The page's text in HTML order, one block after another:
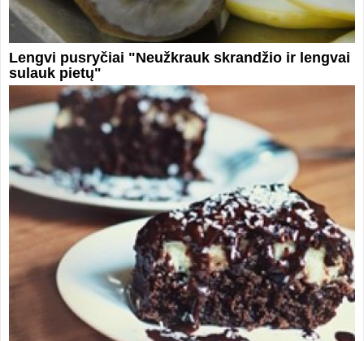
Lengvi pusryčiai "Neužkrauk skrandžio ir lengvai
sulauk pietų"